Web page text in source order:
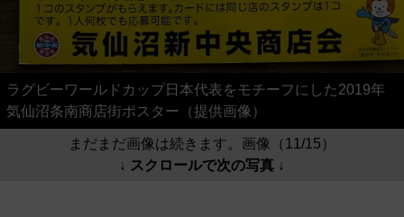
ラグビーワールドカップ日本代表をモチーフにした2019年
気仙沼条南商店街ポスター（提供画像）
まだまだ画像は続きます。画像（11/15）
↓ スクロールで次の写真 ↓